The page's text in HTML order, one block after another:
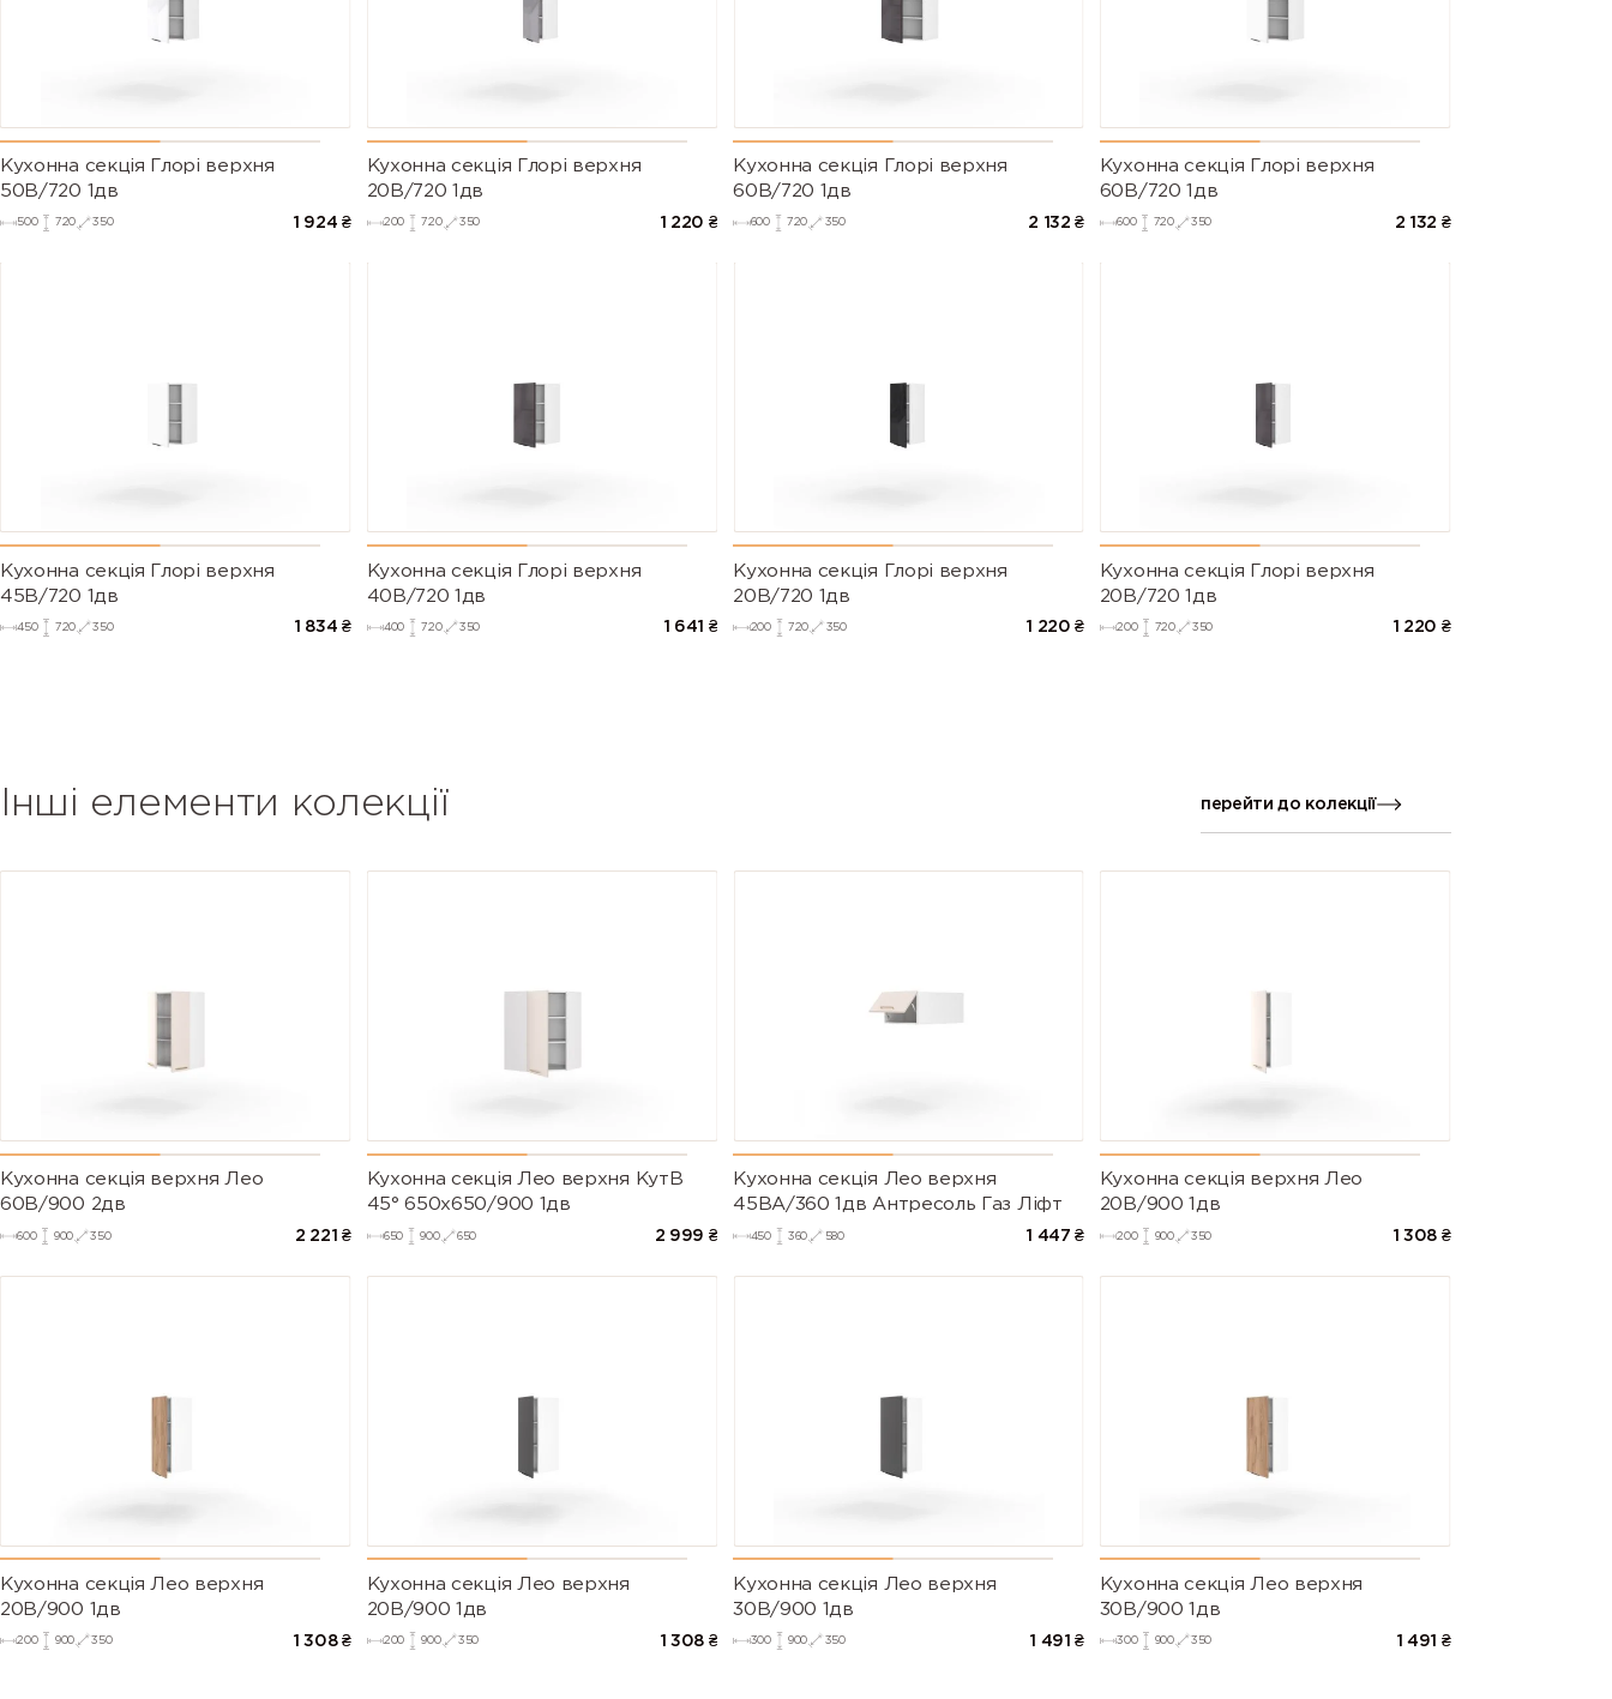
Кухонна секція Глорі верхня
50В/720 1дв
500 720 350 1 924 ₴
Кухонна секція Глорі верхня
20В/720 1дв
200 720 350 1 220 ₴
Кухонна секція Глорі верхня
60В/720 1дв
600 720 350 2 132 ₴
Кухонна секція Глорі верхня
60В/720 1дв
600 720 350 2 132 ₴
Кухонна секція Глорі верхня
45В/720 1дв
450 720 350 1 834 ₴
Кухонна секція Глорі верхня
40В/720 1дв
400 720 350 1 641 ₴
Кухонна секція Глорі верхня
20В/720 1дв
200 720 350 1 220 ₴
Кухонна секція Глорі верхня
20В/720 1дв
200 720 350 1 220 ₴
Інші елементи колекції перейти до колекції
Кухонна секція верхня Лео
60В/900 2дв
600 900 350 2 221 ₴
Кухонна секція Лео верхня КутВ
45° 650х650/900 1дв
650 900 650 2 999 ₴
Кухонна секція Лео верхня
45ВА/360 1дв Антресоль Газ Ліфт
450 360 580 1 447 ₴
Кухонна секція верхня Лео
20В/900 1дв
200 900 350 1 308 ₴
Кухонна секція Лео верхня
20В/900 1дв
200 900 350 1 308 ₴
Кухонна секція Лео верхня
20В/900 1дв
200 900 350 1 308 ₴
Кухонна секція Лео верхня
30В/900 1дв
300 900 350 1 491 ₴
Кухонна секція Лео верхня
30В/900 1дв
300 900 350 1 491 ₴